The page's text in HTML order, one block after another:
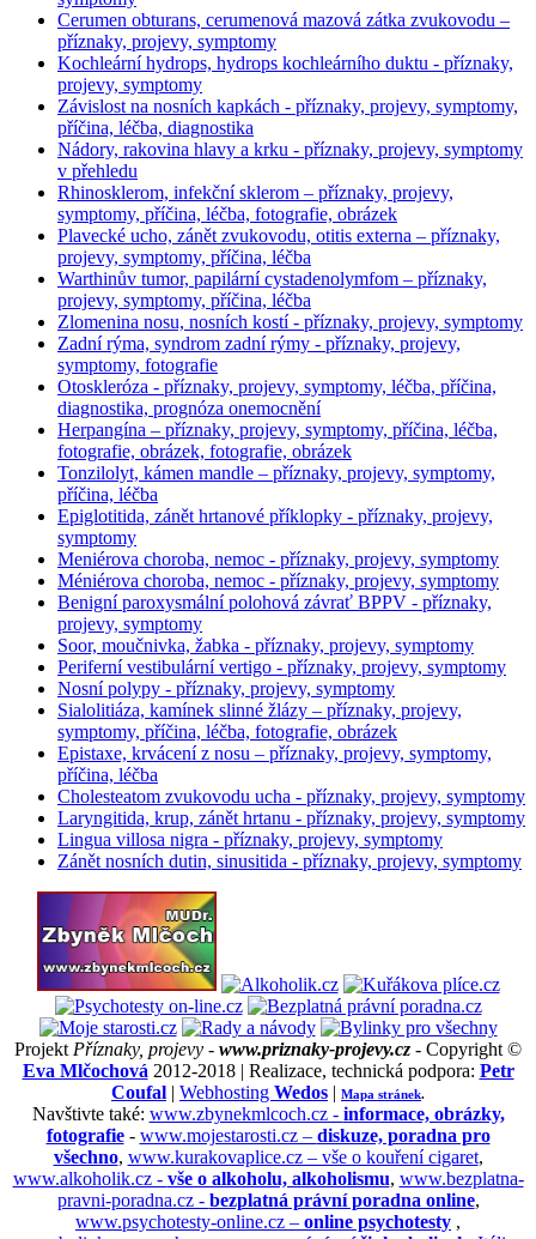
Cerumen obturans, cerumenová mazová zátka zvukovodu –
příznaky, projevy, symptomy
Kochleární hydrops, hydrops kochleárního duktu - příznaky,
projevy, symptomy
Závislost na nosních kapkách - příznaky, projevy, symptomy,
příčina, léčba, diagnostika
Nádory, rakovina hlavy a krku - příznaky, projevy, symptomy
v přehledu
Rhinosklerom, infekční sklerom – příznaky, projevy,
symptomy, příčina, léčba, fotografie, obrázek
Plavecké ucho, zánět zvukovodu, otitis externa – příznaky,
projevy, symptomy, příčina, léčba
Warthinův tumor, papilární cystadenolymfom – příznaky,
projevy, symptomy, příčina, léčba
Zlomenina nosu, nosních kostí - příznaky, projevy, symptomy
Zadní rýma, syndrom zadní rýmy - příznaky, projevy,
symptomy, fotografie
Otoskleróza - příznaky, projevy, symptomy, léčba, příčina,
diagnostika, prognóza onemocnění
Herpangína – příznaky, projevy, symptomy, příčina, léčba,
fotografie, obrázek, fotografie, obrázek
Tonzilolyt, kámen mandle – příznaky, projevy, symptomy,
příčina, léčba
Epiglotitida, zánět hrtanové příklopky - příznaky, projevy,
symptomy
Meniérova choroba, nemoc - příznaky, projevy, symptomy
Méniérova choroba, nemoc - příznaky, projevy, symptomy
Benigní paroxysmální polohová závrať BPPV - příznaky,
projevy, symptomy
Soor, moučnivka, žabka - příznaky, projevy, symptomy
Periferní vestibulární vertigo - příznaky, projevy, symptomy
Nosní polypy - příznaky, projevy, symptomy
Sialolitiáza, kamínek slinné žlázy – příznaky, projevy,
symptomy, příčina, léčba, fotografie, obrázek
Epistaxe, krvácení z nosu – příznaky, projevy, symptomy,
příčina, léčba
Cholesteatom zvukovodu ucha - příznaky, projevy, symptomy
Laryngitida, krup, zánět hrtanu - příznaky, projevy, symptomy
Lingua villosa nigra - příznaky, projevy, symptomy
Zánět nosních dutin, sinusitida - příznaky, projevy, symptomy
ProjektPříznaky, projevy - www.priznaky-projevy.cz - Copyright ©
Eva Mlčochová2012-2018 | Realizace, technická podpora: Petr
Coufal | Webhosting Wedos | Mapa stránek.
Navštivte také: www.zbynekmlcoch.cz - informace, obrázky,
fotografie- www.mojestarosti.cz – diskuze, poradna pro
všechno, www.kurakovaplice.cz – vše o kouření cigaret,
www.alkoholik.cz - vše o alkoholu, alkoholismu, www.bezplatna-
pravni-poradna.cz - bezplatná právní poradna online,
www.psychotesty-online.cz – online psychotesty ,